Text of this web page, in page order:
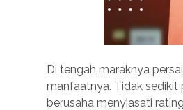
Di tengah maraknya
manfaatnya. Tidak
berusaha menyiasati